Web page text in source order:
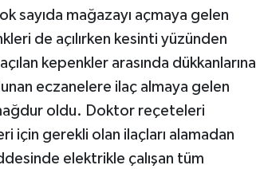
sayıda mağazayı açmaya gelen
de açılırken kesinti yüzünden
kepenkler arasında dükkanlarına
eczanelere ilaç almaya gelen
oldu. Doktor reçeteleri
için gerekli olan ilaçları alamadan
elektrikle çalışan tüm